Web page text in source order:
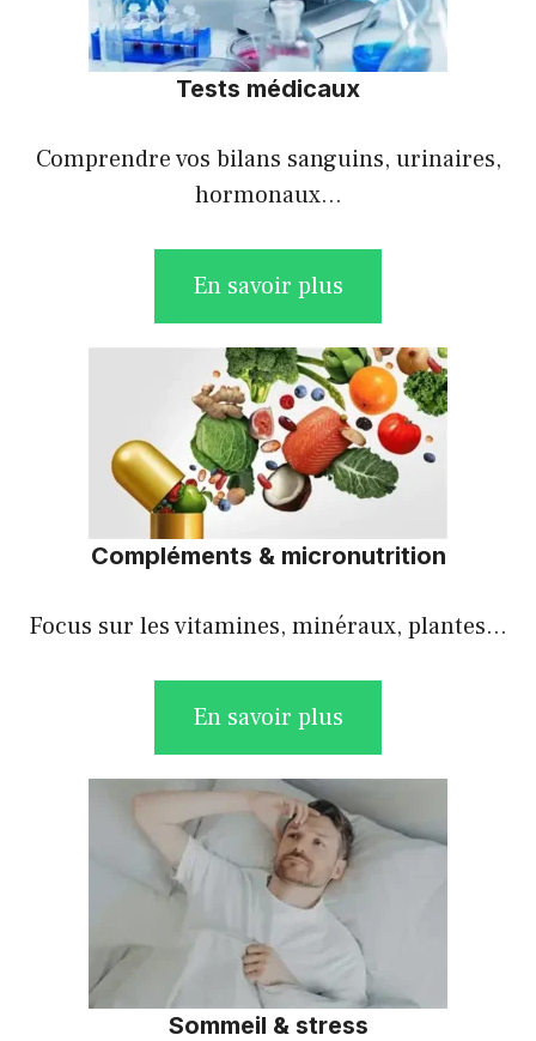
Tests médicaux
Comprendre vos bilans sanguins, urinaires,
hormonaux…
En savoir plus
Compléments & micronutrition
Focus sur les vitamines, minéraux, plantes…
En savoir plus
Sommeil & stress